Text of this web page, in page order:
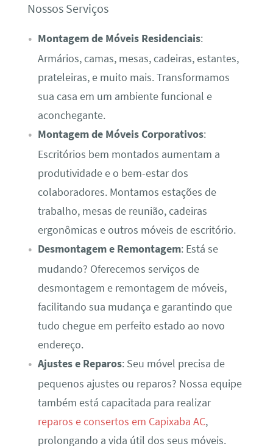
Nossos Serviços
Montagem de Móveis Residenciais:
Armários, camas, mesas, cadeiras, estantes,
prateleiras, e muito mais. Transformamos
sua casa em um ambiente funcional e
aconchegante.
Montagem de Móveis Corporativos:
Escritórios bem montados aumentam a
produtividade e o bem-estar dos
colaboradores. Montamos estações de
trabalho, mesas de reunião, cadeiras
ergonômicas e outros móveis de escritório.
Desmontagem e Remontagem: Está se
mudando? Oferecemos serviços de
desmontagem e remontagem de móveis,
facilitando sua mudança e garantindo que
tudo chegue em perfeito estado ao novo
endereço.
Ajustes e Reparos: Seu móvel precisa de
pequenos ajustes ou reparos? Nossa equipe
também está capacitada para realizar
reparos e consertos em Capixaba AC,
prolongando a vida útil dos seus móveis.